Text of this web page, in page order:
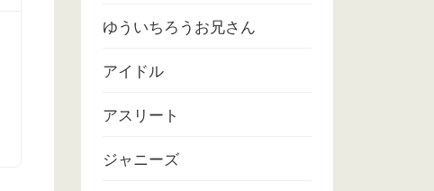
ゆういちろうお兄さん
アイドル
アスリート
ジャニーズ